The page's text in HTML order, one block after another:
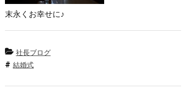
末永くお幸せに♪
社長ブログ
結婚式